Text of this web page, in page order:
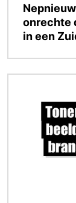
onrechte
in een